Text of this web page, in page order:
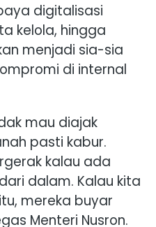
digitalisasi
kelola, hingga
menjadi sia-sia
di internal
mau diajak
pasti kabur.
kalau ada
dalam. Kalau kita
mereka buyar
Menteri Nusron.